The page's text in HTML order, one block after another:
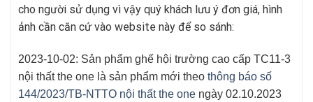
cho người sử dụng vì vậy quý khách lưu ý đơn giá, hình
ảnh cần căn cứ vào website này để so sánh:
2023-10-02: Sản phẩm ghế hội trường cao cấp TC11-3
nội thất the one là sản phẩm mới theo thông báo số
144/2023/TB-NTTO nội thất the one ngày 02.10.2023